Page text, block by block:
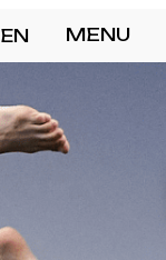
zamknij
EN MENU